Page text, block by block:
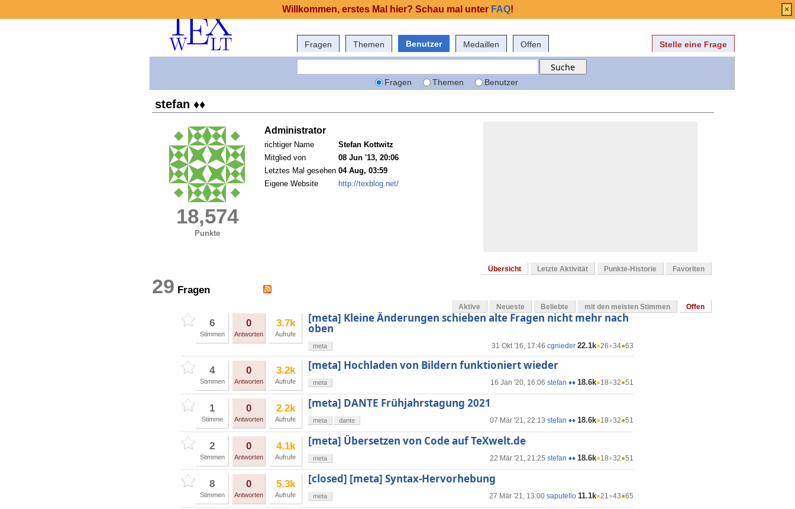
Fragen Themen Benutzer Medaillen Offen Stelle eine Frage
Fragen Themen Benutzer
stefan ♦♦
18,574
Punkte
Administrator
richtiger Name
Stefan Kottwitz
Mitglied von
08 Jun '13, 20:06
Letztes Mal gesehen 04 Aug, 03:59
Eigene Website
http://texblog.net/
Übersicht Letzte Aktivität Punkte-Historie Favoriten
29 Fragen
Aktive Neueste Beliebte mit den meisten Stimmen Offen
6
Stimmen
0
Antworten
3.7k
Aufrufe
[meta] Kleine Änderungen schieben alte Fragen nicht mehr nach
oben
31 Okt '16, 17:46 cgnieder 22.1k●26●34●63
meta
4
Stimmen
0
Antworten
3.2k
Aufrufe
[meta] Hochladen von Bildern funktioniert wieder
16 Jan '20, 16:06 stefan ♦♦ 18.6k●18●32●51
meta
1
Stimme
0
Antworten
2.2k
Aufrufe
[meta] DANTE Frühjahrstagung 2021
07 Mär '21, 22:13 stefan ♦♦ 18.6k●18●32●51
meta dante
2
Stimmen
0
Antworten
4.1k
Aufrufe
[meta] Übersetzen von Code auf TeXwelt.de
22 Mär '21, 21:25 stefan ♦♦ 18.6k●18●32●51
meta
8
Stimmen
0
Antworten
5.3k
Aufrufe
[closed] [meta] Syntax-Hervorhebung
27 Mär '21, 13:00 saputello 11.1k●21●43●65
meta
Willkommen, erstes Mal hier? Schau mal unter FAQ! ×